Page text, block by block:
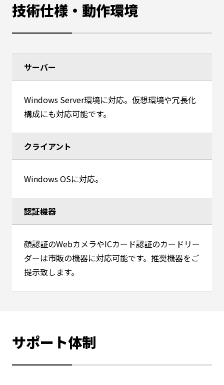
技術仕様・動作環境
サーバー
Windows Server環境に対応。仮想環境や冗長化
構成にも対応可能です。
クライアント
Windows OSに対応。
認証機器
顔認証のWebカメラやICカード認証のカードリー
ダーは市販の機器に対応可能です。推奨機器をご
提示致します。
サポート体制